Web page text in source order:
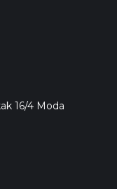
16/4 Moda